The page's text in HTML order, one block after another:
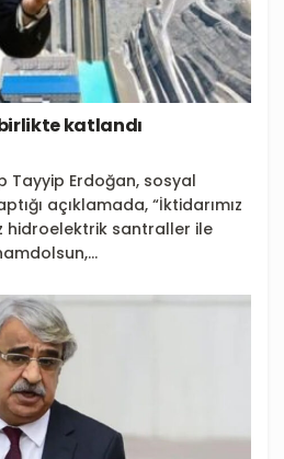
katlandı
Tayyip Erdoğan, sosyal
açıklamada, “İktidarımız
hidroelektrik santraller ile